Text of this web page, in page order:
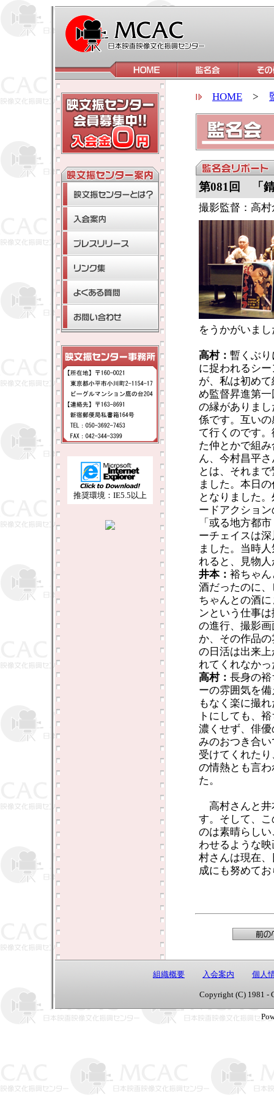
推奨環境：IE5.5以上
HOME >
第081回 「
撮影監督：高
をうかがいま
高村： 暫くぶ
に捉われるシ
が、私は初め
め監督昇進第
の縁がありま
係です。互い
て行くのです
た仲とかで組
ん、今村昌平
とは、それま
ました。本日
となりました
ードアクショ
「或る地方都
ーチェイスは
ました。当時
れると、見物
井本： 裕ちゃ
酒だったのに
ちゃんとの酒
ンという仕事
の進行、撮影
か、その作品
の日活は出来
れてくれなか
高村： 長身の
ーの雰囲気を
もなく楽に撮
トにしても、
濃くせず、俳
みのおつき合
受けてくれた
の情熱とも言
た。
高村さんと井
す。そして、
のは素晴らし
わせるような
村さんは現在
成にも努めて
組織概要 入会案内 個人
Copyright (C) 1981 -